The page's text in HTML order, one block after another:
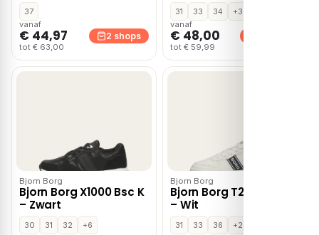
37
vanaf
€ 44,97
tot € 63,00
2 shops
31 33 34
+3
vanaf
€ 48,00
tot € 59,99
Bjorn Borg
Bjorn Borg X1000 Bsc K
– Zwart
30 31 32
+6
Bjorn Borg
Bjorn Borg T2200 Ctr K
– Wit
31 33 36
+2